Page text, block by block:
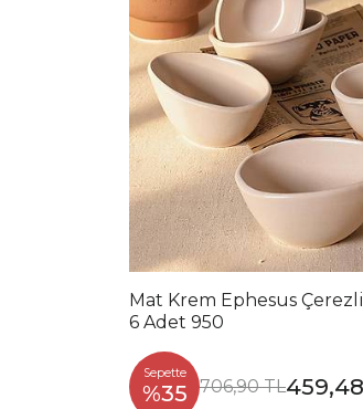
Mat Krem Ephesus
6 Adet 950
Sepette
%35 706,90 TL